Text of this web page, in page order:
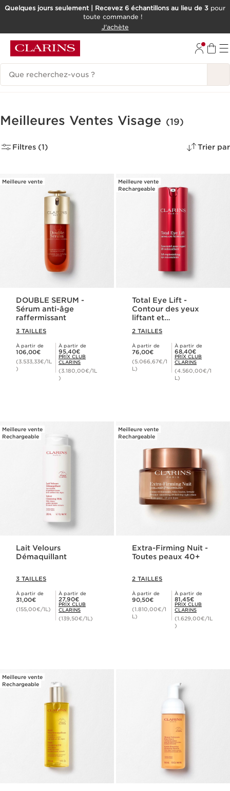
ALLER AU CONTENU
Quelques jours seulement | Recevez 6 échantillons au lieu de 3 pour
toute commande !
J'achète
Historique des recherches
Meilleures Ventes Visage (19)
Filtres (1) Trier par
Meilleure vente
DOUBLE SERUM -
Sérum anti-âge
raffermissant
3 TAILLES
À partir de
Nouveau prix 106,00€
106,00€
(3.533,33€/1L
)
À partir de
Prix Club Clarins 95,40€
95,40€
PRIX CLUB
CLARINS
(3.180,00€/1L
)
Meilleure vente
Rechargeable
Total Eye Lift -
Contour des yeux
liftant et
2 TAILLES
À partir de
Nouveau prix 76,00€
76,00€
(5.066,67€/1
L)
À partir de
Prix Club Clarins 68,40€
68,40€
PRIX CLUB
CLARINS
(4.560,00€/1
L)
Meilleure vente
Rechargeable
Lait Velours
Démaquillant
3 TAILLES
À partir de
Nouveau prix 31,00€
31,00€
(155,00€/1L)
À partir de
Prix Club Clarins 27,90€
27,90€
PRIX CLUB
CLARINS
(139,50€/1L)
Meilleure vente
Rechargeable
Extra-Firming Nuit -
Toutes peaux 40+
2 TAILLES
À partir de
Nouveau prix 90,50€
90,50€
(1.810,00€/1
L)
À partir de
Prix Club Clarins 81,45€
81,45€
PRIX CLUB
CLARINS
(1.629,00€/1L
)
Meilleure vente
Rechargeable